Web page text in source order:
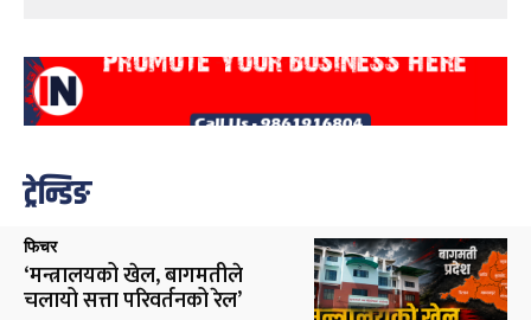
ट्रेन्डिङ
फिचर
‘मन्त्रालयको खेल, बागमतीले
चलायो सत्ता परिवर्तनको रेल’